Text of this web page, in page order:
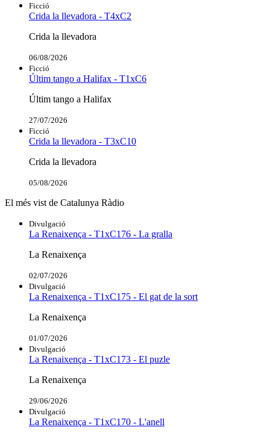
Ficció
Crida la llevadora - T4xC2
Crida la llevadora
06/08/2026
Ficció
Últim tango a Halifax - T1xC6
Últim tango a Halifax
27/07/2026
Ficció
Crida la llevadora - T3xC10
Crida la llevadora
05/08/2026
El més vist de Catalunya Ràdio
Divulgació
La Renaixença - T1xC176 - La gralla
La Renaixença
02/07/2026
Divulgació
La Renaixença - T1xC175 - El gat de la sort
La Renaixença
01/07/2026
Divulgació
La Renaixença - T1xC173 - El puzle
La Renaixença
29/06/2026
Divulgació
La Renaixença - T1xC170 - L'anell